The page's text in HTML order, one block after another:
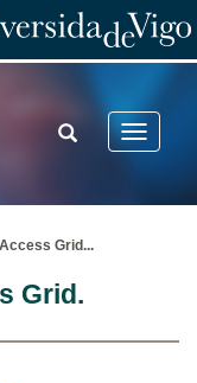
Toggle
TOGGLE
SEARCH
Grid...
Grid.